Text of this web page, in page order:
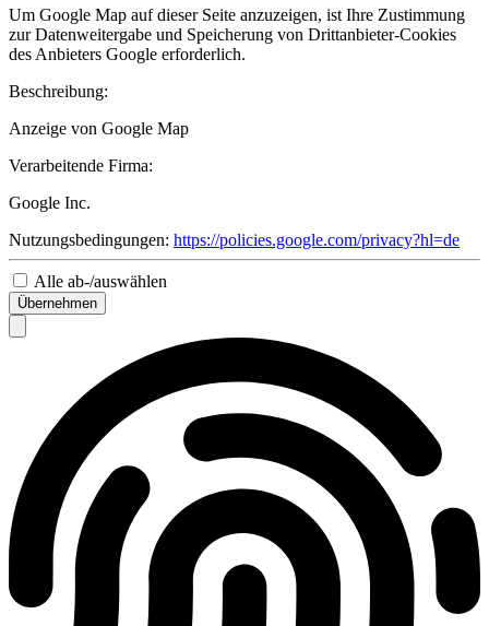
Um Google Map auf dieser Seite anzuzeigen, ist Ihre Zustimmung
zur Datenweitergabe und Speicherung von Drittanbieter-Cookies
des Anbieters Google erforderlich.
Beschreibung:
Anzeige von Google Map
Verarbeitende Firma:
Google Inc.
Nutzungsbedingungen: https://policies.google.com/privacy?hl=de
Alle ab-/auswählen
Übernehmen